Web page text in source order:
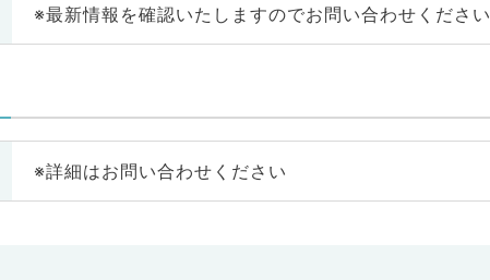
※最新情報を確認いたしますのでお問い合わせください
※詳細はお問い合わせください